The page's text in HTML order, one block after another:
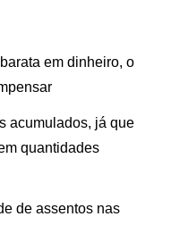
em dinheiro, o
acumulados, já que
quantidades
de assentos nas